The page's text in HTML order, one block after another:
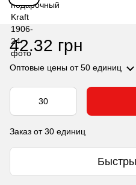
42.32 грн
Оптовые цены от 50 единиц
Заказ от 30 единиц